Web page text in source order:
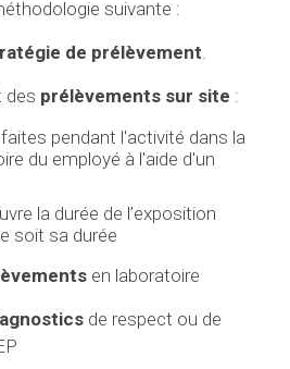
suivante :
de prélèvement
des prélèvements sur site :
pendant l'activité dans la
du employé à l'aide d'un
la durée de l’exposition
soit sa durée
en laboratoire
de respect ou de